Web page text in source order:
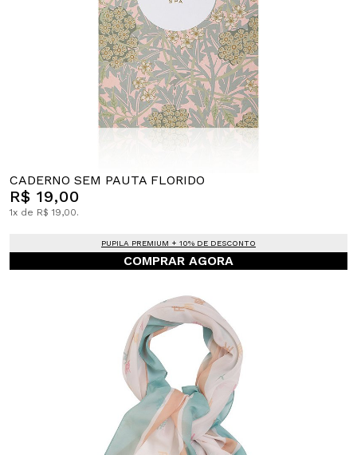
CADERNO SEM PAUTA FLORIDO
R$ 19,00
1x de R$ 19,00.
PUPILA PREMIUM + 10% DE DESCONTO
COMPRAR AGORA